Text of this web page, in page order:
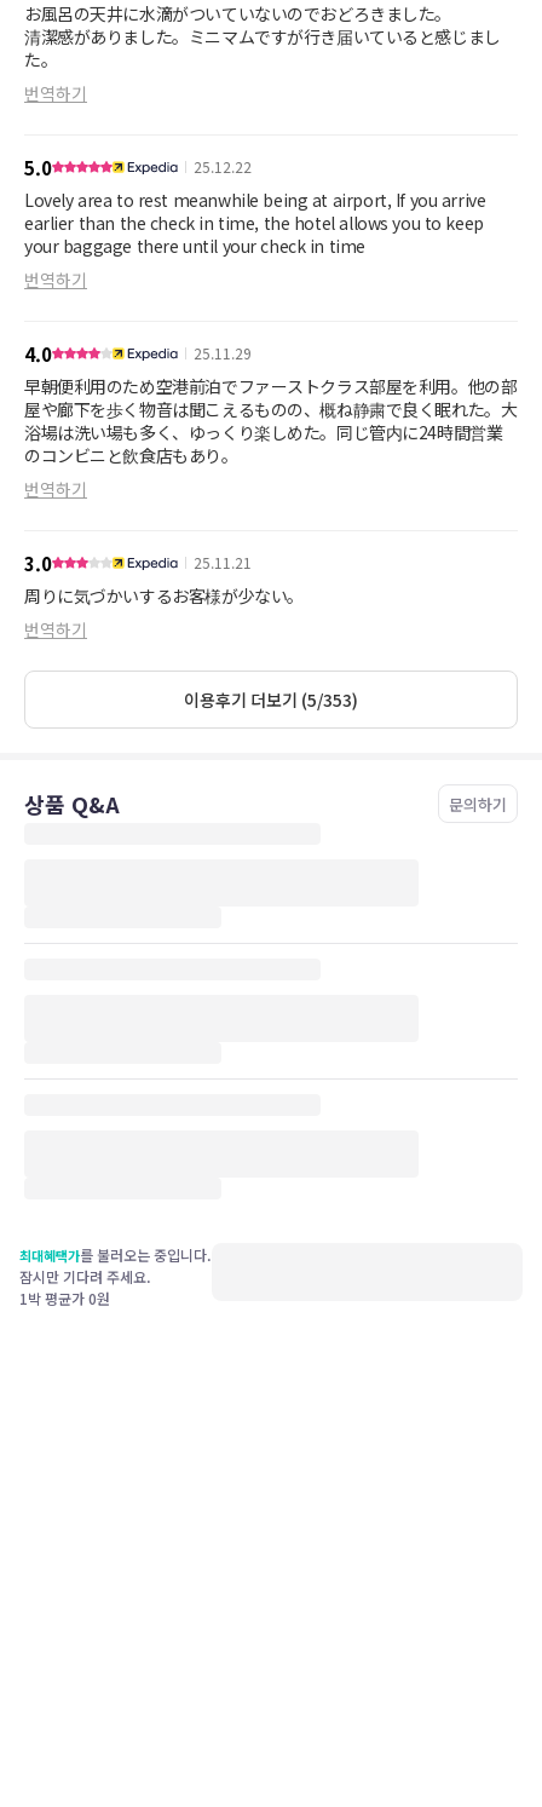
お風呂の天井に水滴がついていないのでおどろきました。
清潔感がありました。ミニマムですが行き届いていると感じまし
た。
번역하기
5.0 25.12.22
Lovely area to rest meanwhile being at airport, If you arrive
earlier than the check in time, the hotel allows you to keep
your baggage there until your check in time
번역하기
4.0 25.11.29
早朝便利用のため空港前泊でファーストクラス部屋を利用。他の部
屋や廊下を歩く物音は聞こえるものの、概ね静粛で良く眠れた。大
浴場は洗い場も多く、ゆっくり楽しめた。同じ管内に24時間営業
のコンビニと飲食店もあり。
번역하기
3.0 25.11.21
周りに気づかいするお客様が少ない。
번역하기
이용후기 더보기 (5/353)
상품 Q&A 문의하기
최대혜택가를 불러오는 중입니다.
잠시만 기다려 주세요.
1박 평균가0원